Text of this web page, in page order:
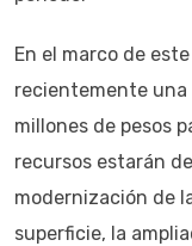
En el marco de
recientemente una
millones de pesos
recursos estarán
modernización de
superficie, la